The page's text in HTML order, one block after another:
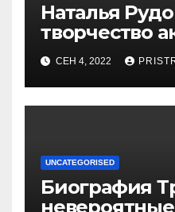
Наталья
творчество
популярные
личные
СЕН 4, 2022
UNCATEGORISED
Биография